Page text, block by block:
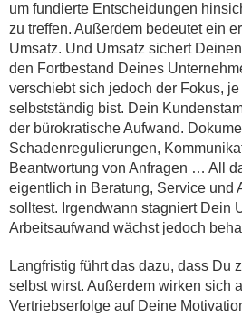
um fundierte Entscheidungen
zu treffen. Außerdem bedeutet ein
Umsatz. Und Umsatz sichert
den Fortbestand Deines
verschiebt sich jedoch der Fokus,
selbstständig bist. Dein
der bürokratische Aufwand.
Schadenregulierungen,
Beantwortung von Anfragen … All
eigentlich in Beratung, Service und
solltest. Irgendwann stagniert Dein
Arbeitsaufwand wächst jedoch
Langfristig führt das dazu, dass Du
selbst wirst. Außerdem wirken sich
Vertriebserfolge auf Deine